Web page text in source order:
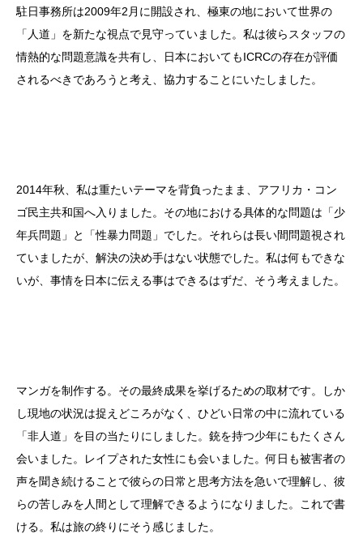
駐日事務所は2009年2月に開設され、極東の地において世界の
「人道」を新たな視点で見守っていました。私は彼らスタッフの
情熱的な問題意識を共有し、日本においてもICRCの存在が評価
されるべきであろうと考え、協力することにいたしました。
2014年秋、私は重たいテーマを背負ったまま、アフリカ・コン
ゴ民主共和国へ入りました。その地における具体的な問題は「少
年兵問題」と「性暴力問題」でした。それらは長い間問題視され
ていましたが、解決の決め手はない状態でした。私は何もできな
いが、事情を日本に伝える事はできるはずだ、そう考えました。
マンガを制作する。その最終成果を挙げるための取材です。しか
し現地の状況は捉えどころがなく、ひどい日常の中に流れている
「非人道」を目の当たりにしました。銃を持つ少年にもたくさん
会いました。レイプされた女性にも会いました。何日も被害者の
声を聞き続けることで彼らの日常と思考方法を急いで理解し、彼
らの苦しみを人間として理解できるようになりました。これで書
ける。私は旅の終りにそう感じました。